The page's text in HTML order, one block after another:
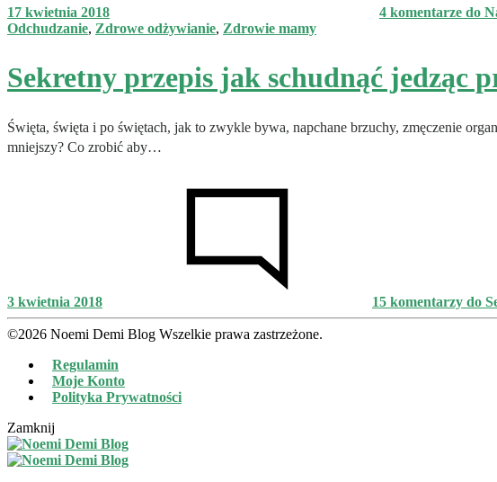
17 kwietnia 2018 4 komentarze do
Odchudzanie, Zdrowe odżywianie, Zdrowie mamy
Sekretny przepis jak schudnąć jedząc
Święta, święta i po świętach, jak to zwykle bywa, napchane brzuchy, zmęczenie
mniejszy? Co zrobić aby…
3 kwietnia 2018 15 komentarzy do
©2026 Noemi Demi Blog Wszelkie prawa zastrzeżone.
Regulamin
Moje Konto
Polityka Prywatności
Zamknij